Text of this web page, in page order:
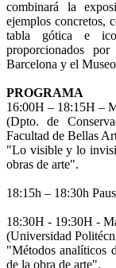
combinará la
ejemplos concretos,
tabla gótica e
proporcionados
Barcelona y el
PROGRAMA
16:00H – 18:15H –
(Dpto. de
Facultad de Bellas
"Lo visible y lo
obras de arte".
18:15h – 18:30h
18:30H - 19:30H -
(Universidad
"Métodos analíticos
de la obra de arte".